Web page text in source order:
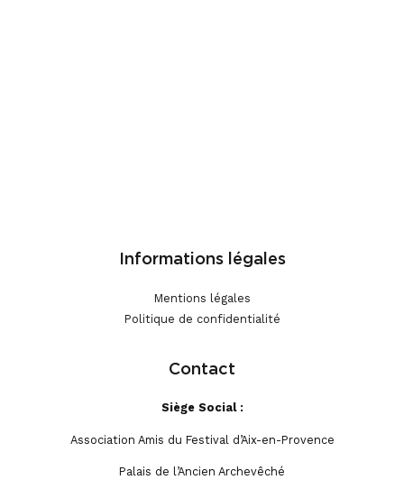
Informations légales
Mentions légales
Politique de confidentialité
Contact
Siège Social :
Association Amis du Festival d’Aix-en-Provence
Palais de l’Ancien Archevêché